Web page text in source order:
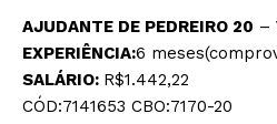
AJUDANTE DE PEDREIRO 20 –
EXPERIÊNCIA:6
SALÁRIO: R$1.442,22
CÓD:7141653 CBO:7170-20